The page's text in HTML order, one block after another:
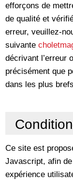
efforçons de
de qualité et
erreur, veuillez-
suivante
décrivant l’erreur
précisément que
dans les plus
Ce site est
Javascript, afin
expérience